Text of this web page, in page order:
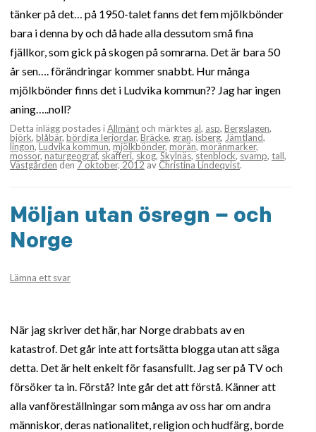
tänker på det… på 1950-talet fanns det fem mjölkbönder
bara i denna by och då hade alla dessutom små fina
fjällkor, som gick på skogen på somrarna. Det är bara 50
år sen…. förändringar kommer snabbt. Hur många
mjölkbönder finns det i Ludvika kommun?? Jag har ingen
aning…..noll?
Detta inlägg postades iAllmänt och märktes al, asp, Bergslagen,
björk, blåbär, bördiga lerjordar, Bräcke, gran, isberg, Jämtland,
lingon, Ludvika kommun, mjölkbönder, morän, moränmarker,
mossor, naturgeograf, skafferi, skog, Skylnäs, stenblock, svamp, tall,
Västgården den 7 oktober, 2012 av Christina Lindeqvist.
Möljan utan ösregn – och
Norge
Lämna ett svar
När jag skriver det här, har Norge drabbats av en
katastrof. Det går inte att fortsätta blogga utan att säga
detta. Det är helt enkelt för fasansfullt. Jag ser på TV och
försöker ta in. Förstå? Inte går det att förstå. Känner att
alla vanföreställningar som många av oss har om andra
människor, deras nationalitet, religion och hudfärg, borde